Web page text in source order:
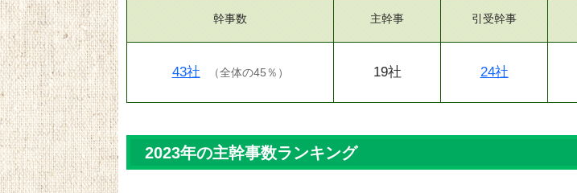
幹事数
43社 （全体の45％ ）
主幹事
19社
引受幹事
24社
2023年の主幹事数ランキング